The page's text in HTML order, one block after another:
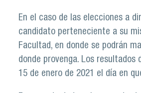
En el caso de las elecciones a
candidato perteneciente a su
Facultad, en donde se podrán
donde provenga. Los
15 de enero de 2021 el día en